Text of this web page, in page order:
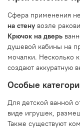
Сфера применения
на стену возле
Крючок на дверь
душевой кабины на
мочалки. Несколько
создают аккуратную
Особые
Для детской ванной
виде игрушек,
Также существуют